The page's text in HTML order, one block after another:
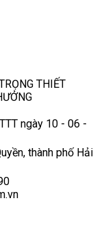
THIẾT
ngày 10 - 06 -
thành phố Hải